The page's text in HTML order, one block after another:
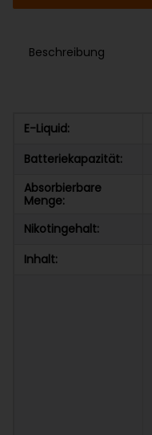
Beschreibung
E-Liquid:
Batteriekapazität:
Absorbierbare
Menge:
Nikotingehalt:
Inhalt: